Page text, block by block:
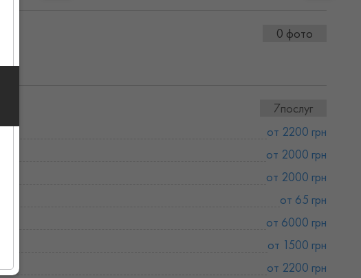
0 фото
7послуг
от 2200 грн
от 2000 грн
от 2000 грн
от 65 грн
от 6000 грн
от 1500 грн
от 2200 грн